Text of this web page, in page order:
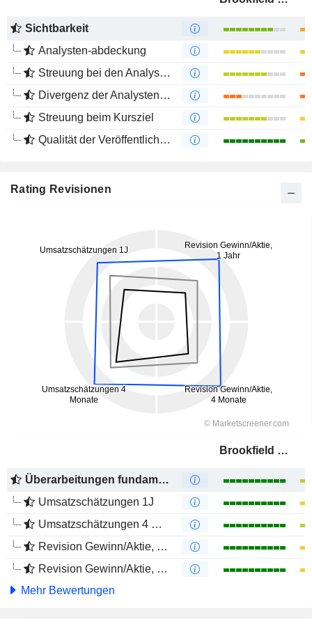
Sichtbarkeit
Analysten-abdeckung
Streuung bei den Analystenmeinungen
Divergenz der Analystenempfehlungen
Streuung beim Kursziel
Qualität der Veröffentlichungen
Rating Revisionen
Brookfield Infrastructure Partners L.P.
Überarbeitungen fundamentaler Schätzungen
Umsatzschätzungen 1J
Umsatzschätzungen 4 Monate
Revision Gewinn/Aktie, 1 Jahr
Revision Gewinn/Aktie, 4 Monate
Mehr Bewertungen